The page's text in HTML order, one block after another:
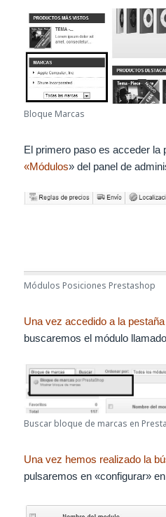
Bloque Marcas
El primero paso es acceder la
«Módulos» del panel de
Módulos Posiciones Prestashop
Una vez accedido a la
buscaremos el módulo
Buscar bloque de marcas en
Una vez hemos realizado la
pulsaremos en «configurar»